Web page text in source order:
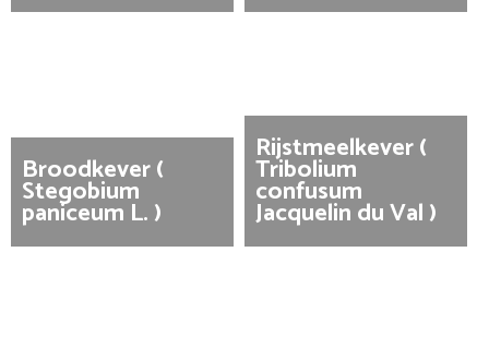
Broodkever (
Stegobium
paniceum L. )
Rijstmeelkever (
Tribolium
confusum
Jacquelin du Val )